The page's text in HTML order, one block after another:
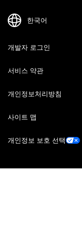
개발자 로그인
서비스 약관
개인정보처리방침
사이트 맵
개인정보 보호 선택